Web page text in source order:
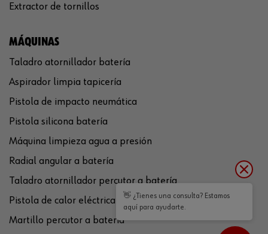
Extractor de tornillos
MÁQUINAS
Taladro atornillador batería
Aspirador limpia tapicería
Pistola de impacto neumática
Pistola silicona batería
Máquina limpieza agua a presión
Radial angular a batería
Taladro atornillador percutor a batería
Pistola de calor eléctrica
Martillo percutor a batería
👋 ¿Tienes una consulta? Estamos
aquí para ayudarte.